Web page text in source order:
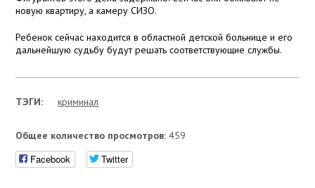
новую квартиру, а камеру СИЗО.
Ребенок сейчас находится в областной детской больнице и его
дальнейшую судьбу будут решать соответствующие службы.
ТЭГИ: криминал
Общее количество просмотров: 459
Facebook Twitter